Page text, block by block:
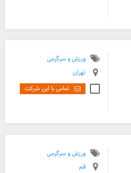
ورزش و سرگرمی
تهران
تماس با این شرکت
ورزش و سرگرمی
قم